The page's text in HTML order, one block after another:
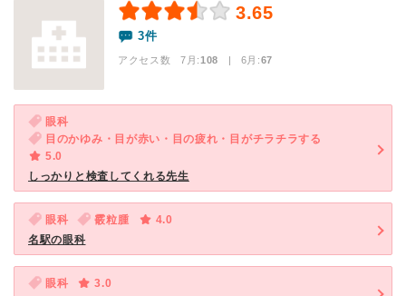
3.65
3件
アクセス数 7月:108 | 6月:67
眼科
目のかゆみ・目が赤い・目の疲れ・目がチラチラする
5.0
しっかりと検査してくれる先生
眼科 霰粒腫
4.0
名駅の眼科
眼科
3.0